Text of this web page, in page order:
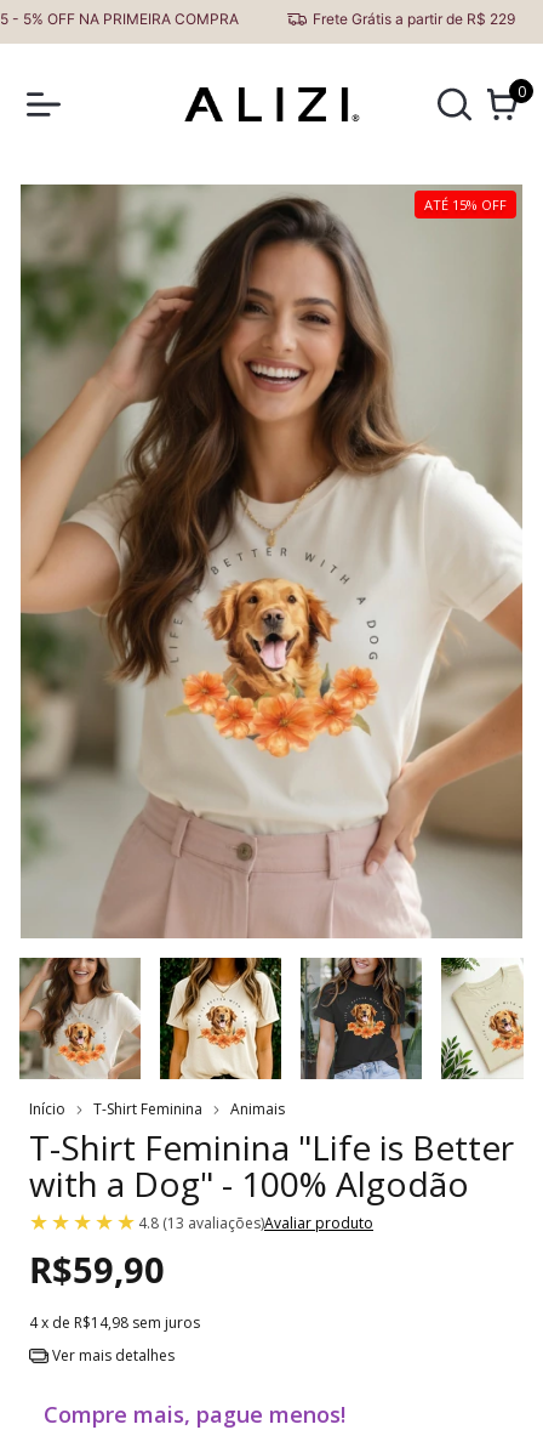
NA PRIMEIRA COMPRA Frete Grátis a partir de R$ 229
0
ATÉ 15% OFF
Início T-Shirt Feminina Animais
T-Shirt Feminina "Life is Better
with a Dog" - 100% Algodão
4.8 (13 avaliações)Avaliar produto
R$59,90
4x de R$14,98 sem juros
Ver mais detalhes
Compre mais, pague menos!